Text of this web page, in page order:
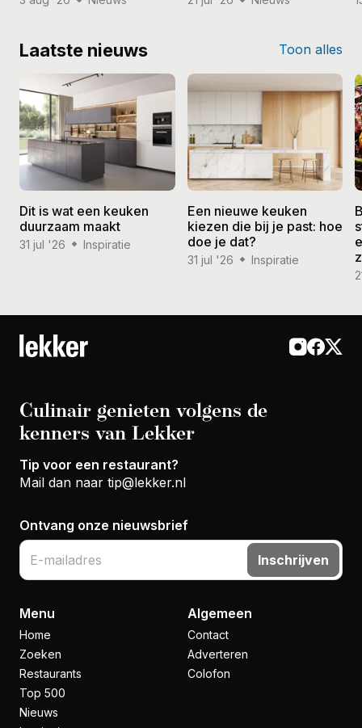
Laatste nieuws Toon alles
Dit is wat een keuken
duurzaam maakt
31 jul '26 Inspiratie
Een nieuwe keuken
kiezen die bij je past: hoe
doe je dat?
31 jul '26 Inspiratie
Culinair genieten volgens de
kenners van Lekker
Tip voor een restaurant?
Mail dan naar tip@lekker.nl
Ontvang onze nieuwsbrief
Inschrijven
Menu
Home
Zoeken
Restaurants
Top 500
Nieuws
Algemeen
Contact
Adverteren
Colofon